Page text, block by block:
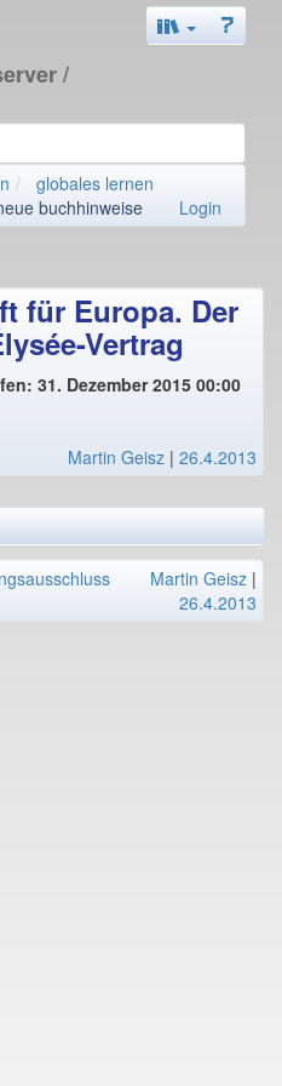
/
globales lernen
buchhinweise Login
für Europa. Der
Vertrag
31. Dezember 2015 00:00
Martin Geisz | 26.4.2013
Martin Geisz |
26.4.2013